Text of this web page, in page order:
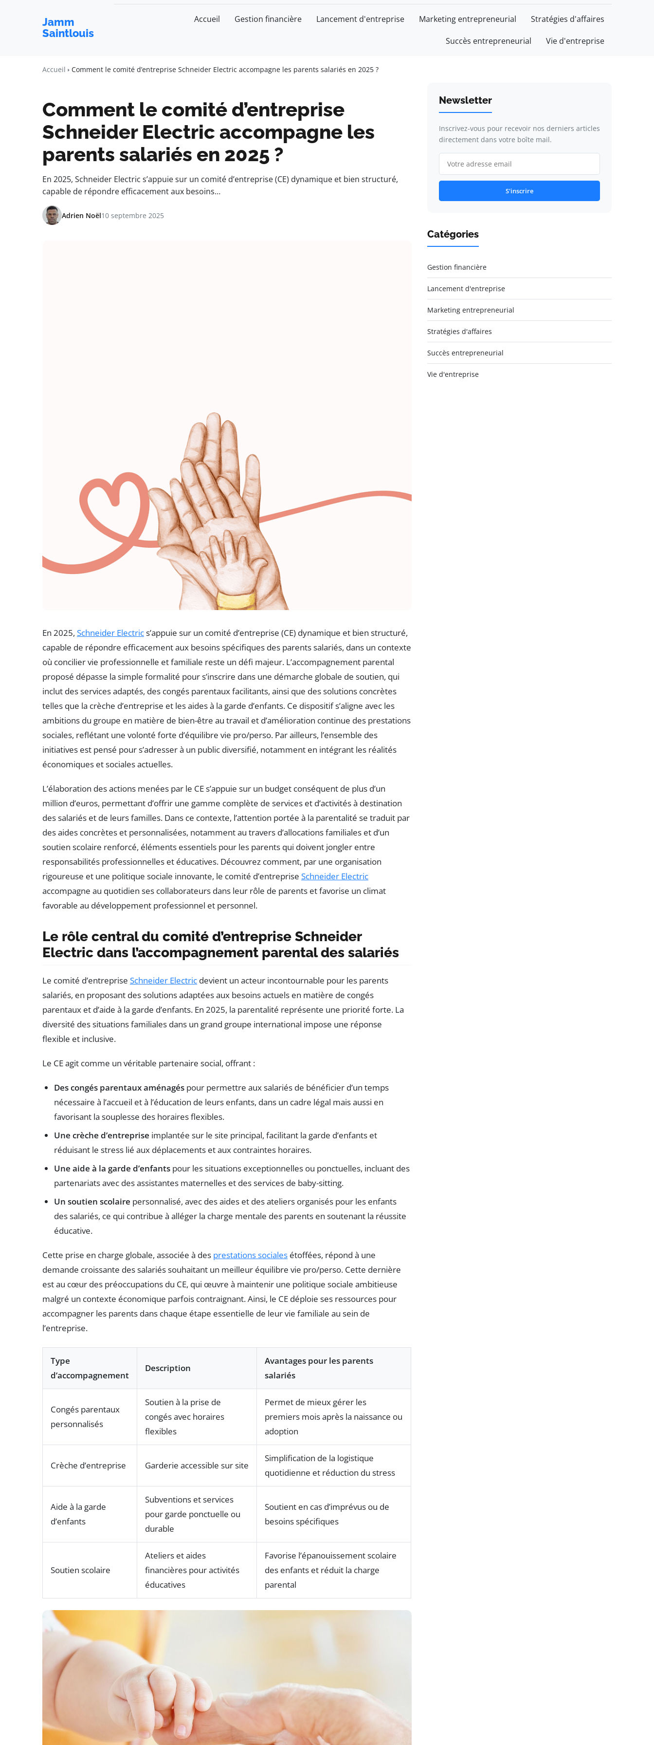
Jamm
Saintlouis
Accueil Gestion financière Lancement d'entreprise Marketing entrepreneurial Stratégies d'affaires
Succès entrepreneurial Vie d'entreprise
Accueil Comment le comité d’entreprise Schneider Electric accompagne les parents salariés en 2025 ?
Comment le comité d’entreprise
Schneider Electric accompagne les
parents salariés en 2025 ?
En 2025, Schneider Electric s’appuie sur un comité d’entreprise (CE) dynamique et bien structuré,
capable de répondre efficacement aux besoins…
Adrien Noël10 septembre 2025
En 2025, Schneider Electrics’appuie sur un comité d’entreprise (CE) dynamique et bien structuré,
capable de répondre efficacement aux besoins spécifiques des parents salariés, dans un contexte
où concilier vie professionnelle et familiale reste un défi majeur. L’accompagnement parental
proposé dépasse la simple formalité pour s’inscrire dans une démarche globale de soutien, qui
inclut des services adaptés, des congés parentaux facilitants, ainsi que des solutions concrètes
telles que la crèche d’entreprise et les aides à la garde d’enfants. Ce dispositif s’aligne avec les
ambitions du groupe en matière de bien-être au travail et d’amélioration continue des prestations
sociales, reflétant une volonté forte d’équilibre vie pro/perso. Par ailleurs, l’ensemble des
initiatives est pensé pour s’adresser à un public diversifié, notamment en intégrant les réalités
économiques et sociales actuelles.
L’élaboration des actions menées par le CE s’appuie sur un budget conséquent de plus d’un
million d’euros, permettant d’offrir une gamme complète de services et d’activités à destination
des salariés et de leurs familles. Dans ce contexte, l’attention portée à la parentalité se traduit par
des aides concrètes et personnalisées, notamment au travers d’allocations familiales et d’un
soutien scolaire renforcé, éléments essentiels pour les parents qui doivent jongler entre
responsabilités professionnelles et éducatives. Découvrez comment, par une organisation
rigoureuse et une politique sociale innovante, le comité d’entreprise Schneider Electric
accompagne au quotidien ses collaborateurs dans leur rôle de parents et favorise un climat
favorable au développement professionnel et personnel.
Le rôle central du comité d’entreprise Schneider
Electric dans l’accompagnement parental des salariés
Le comité d’entreprise Schneider Electric devient un acteur incontournable pour les parents
salariés, en proposant des solutions adaptées aux besoins actuels en matière de congés
parentaux et d’aide à la garde d’enfants. En 2025, la parentalité représente une priorité forte. La
diversité des situations familiales dans un grand groupe international impose une réponse
flexible et inclusive.
Le CE agit comme un véritable partenaire social, offrant :
Des congés parentaux aménagés pour permettre aux salariés de bénéficier d’un temps
nécessaire à l’accueil et à l’éducation de leurs enfants, dans un cadre légal mais aussi en
favorisant la souplesse des horaires flexibles.
Une crèche d’entreprise implantée sur le site principal, facilitant la garde d’enfants et
réduisant le stress lié aux déplacements et aux contraintes horaires.
Une aide à la garde d’enfants pour les situations exceptionnelles ou ponctuelles, incluant des
partenariats avec des assistantes maternelles et des services de baby-sitting.
Un soutien scolaire personnalisé, avec des aides et des ateliers organisés pour les enfants
des salariés, ce qui contribue à alléger la charge mentale des parents en soutenant la réussite
éducative.
Cette prise en charge globale, associée à des prestations sociales étoffées, répond à une
demande croissante des salariés souhaitant un meilleur équilibre vie pro/perso. Cette dernière
est au cœur des préoccupations du CE, qui œuvre à maintenir une politique sociale ambitieuse
malgré un contexte économique parfois contraignant. Ainsi, le CE déploie ses ressources pour
accompagner les parents dans chaque étape essentielle de leur vie familiale au sein de
l’entreprise.
Type
d’accompagnement
Description
Avantages pour les parents
salariés
Congés parentaux
personnalisés
Soutien à la prise de
congés avec horaires
flexibles
Permet de mieux gérer les
premiers mois après la naissance ou
adoption
Crèche d’entreprise Garderie accessible sur site
Simplification de la logistique
quotidienne et réduction du stress
Aide à la garde
d’enfants
Subventions et services
pour garde ponctuelle ou
durable
Soutient en cas d’imprévus ou de
besoins spécifiques
Soutien scolaire
Ateliers et aides
financières pour activités
éducatives
Favorise l’épanouissement scolaire
des enfants et réduit la charge
parental
Newsletter
Inscrivez-vous pour recevoir nos derniers articles
directement dans votre boîte mail.
S'inscrire
Catégories
Gestion financière
Lancement d'entreprise
Marketing entrepreneurial
Stratégies d'affaires
Succès entrepreneurial
Vie d'entreprise